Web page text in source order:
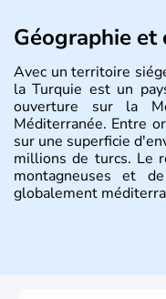
Géographie et
Avec un territoire
la Turquie est un
ouverture sur la
Méditerranée. Entre
sur une superficie
millions de turcs. Le
montagneuses et
globalement
Histoire et